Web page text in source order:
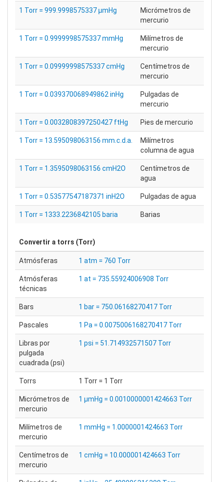
1 Torr = 999.9998575337 μmHg
Micrómetros de
mercurio
1 Torr = 0.9999998575337 mmHg
Milímetros de
mercurio
1 Torr = 0.09999998575337 cmHg
Centímetros de
mercurio
1 Torr = 0.039370068949862 inHg
Pulgadas de
mercurio
1 Torr = 0.0032808397250427 ftHg Pies de mercurio
1 Torr = 13.595098063156 mm.c.d.a.
Milímetros
columna de agua
1 Torr = 1.3595098063156 cmH2O
Centímetros de
agua
1 Torr = 0.53577547187371 inH2O Pulgadas de agua
1 Torr = 1333.2236842105 baria Barias
Convertir a torrs (Torr)
Atmósferas 1 atm = 760 Torr
Atmósferas
técnicas
1 at = 735.55924006908 Torr
Bars 1 bar = 750.06168270417 Torr
Pascales 1 Pa = 0.0075006168270417 Torr
Libras por
pulgada
cuadrada (psi)
1 psi = 51.714932571507 Torr
Torrs 1 Torr = 1 Torr
Micrómetros de
mercurio
1 μmHg = 0.0010000001424663 Torr
Milímetros de
mercurio
1 mmHg = 1.0000001424663 Torr
Centímetros de
mercurio
1 cmHg = 10.000001424663 Torr